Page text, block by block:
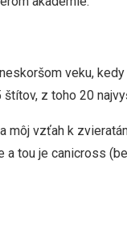
veku,
z toho 20
vzťah k
tou je canicross